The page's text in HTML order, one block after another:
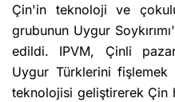
Çin'in teknoloji ve
grubunun Uygur
edildi. IPVM, Çinli
Uygur Türklerini fişlemek
teknolojisi geliştirerek Çin